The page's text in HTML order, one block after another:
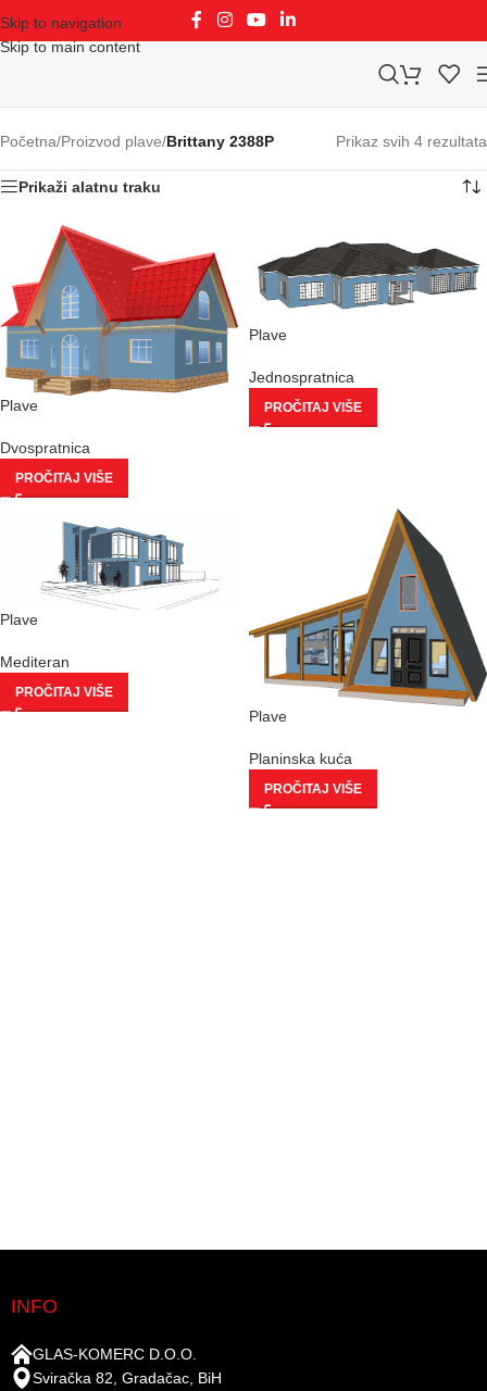
Skip to navigation
Skip to main content
Početna/Proizvod plave/Brittany 2388P Prikaz svih 4 rezultata
Prikaži alatnu traku
Plave
Dvospratnica
PROČITAJ VIŠE
Plave
Jednospratnica
PROČITAJ VIŠE
Plave
Mediteran
PROČITAJ VIŠE
Plave
Planinska kuća
PROČITAJ VIŠE
INFO
GLAS-KOMERC D.O.O.
Sviračka 82, Gradačac, BiH